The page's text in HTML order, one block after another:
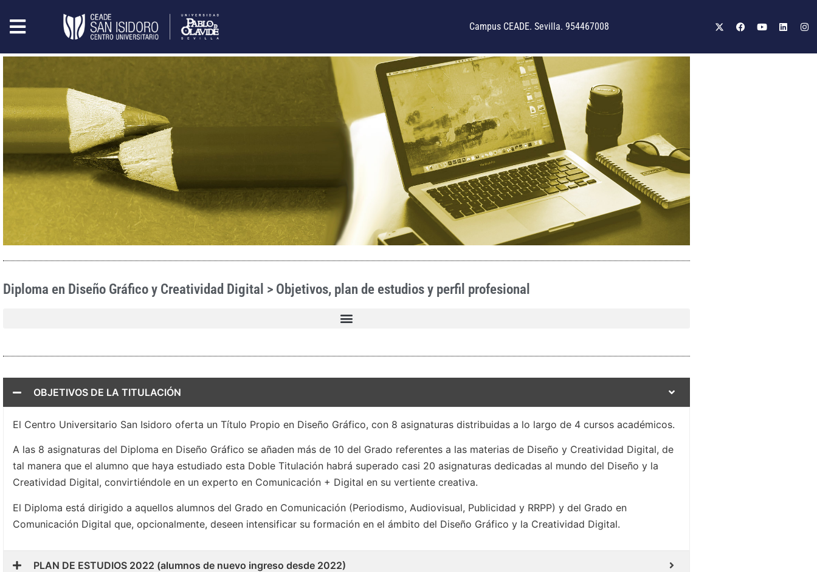
Campus CEADE. Sevilla. 954467008
Diploma en Diseño Gráfico y Creatividad Digital > Objetivos, plan de estudios y perfil profesional
OBJETIVOS DE LA TITULACIÓN
El Centro Universitario San Isidoro oferta un Título Propio en Diseño Gráfico, con 8 asignaturas distribuidas a lo largo de 4 cursos académicos.
A las 8 asignaturas del Diploma en Diseño Gráfico se añaden más de 10 del Grado referentes a las materias de Diseño y Creatividad Digital, de
tal manera que el alumno que haya estudiado esta Doble Titulación habrá superado casi 20 asignaturas dedicadas al mundo del Diseño y la
Creatividad Digital, convirtiéndole en un experto en Comunicación + Digital en su vertiente creativa.
El Diploma está dirigido a aquellos alumnos del Grado en Comunicación (Periodismo, Audiovisual, Publicidad y RRPP) y del Grado en
Comunicación Digital que, opcionalmente, deseen intensificar su formación en el ámbito del Diseño Gráfico y la Creatividad Digital.
PLAN DE ESTUDIOS 2022 (alumnos de nuevo ingreso desde 2022)